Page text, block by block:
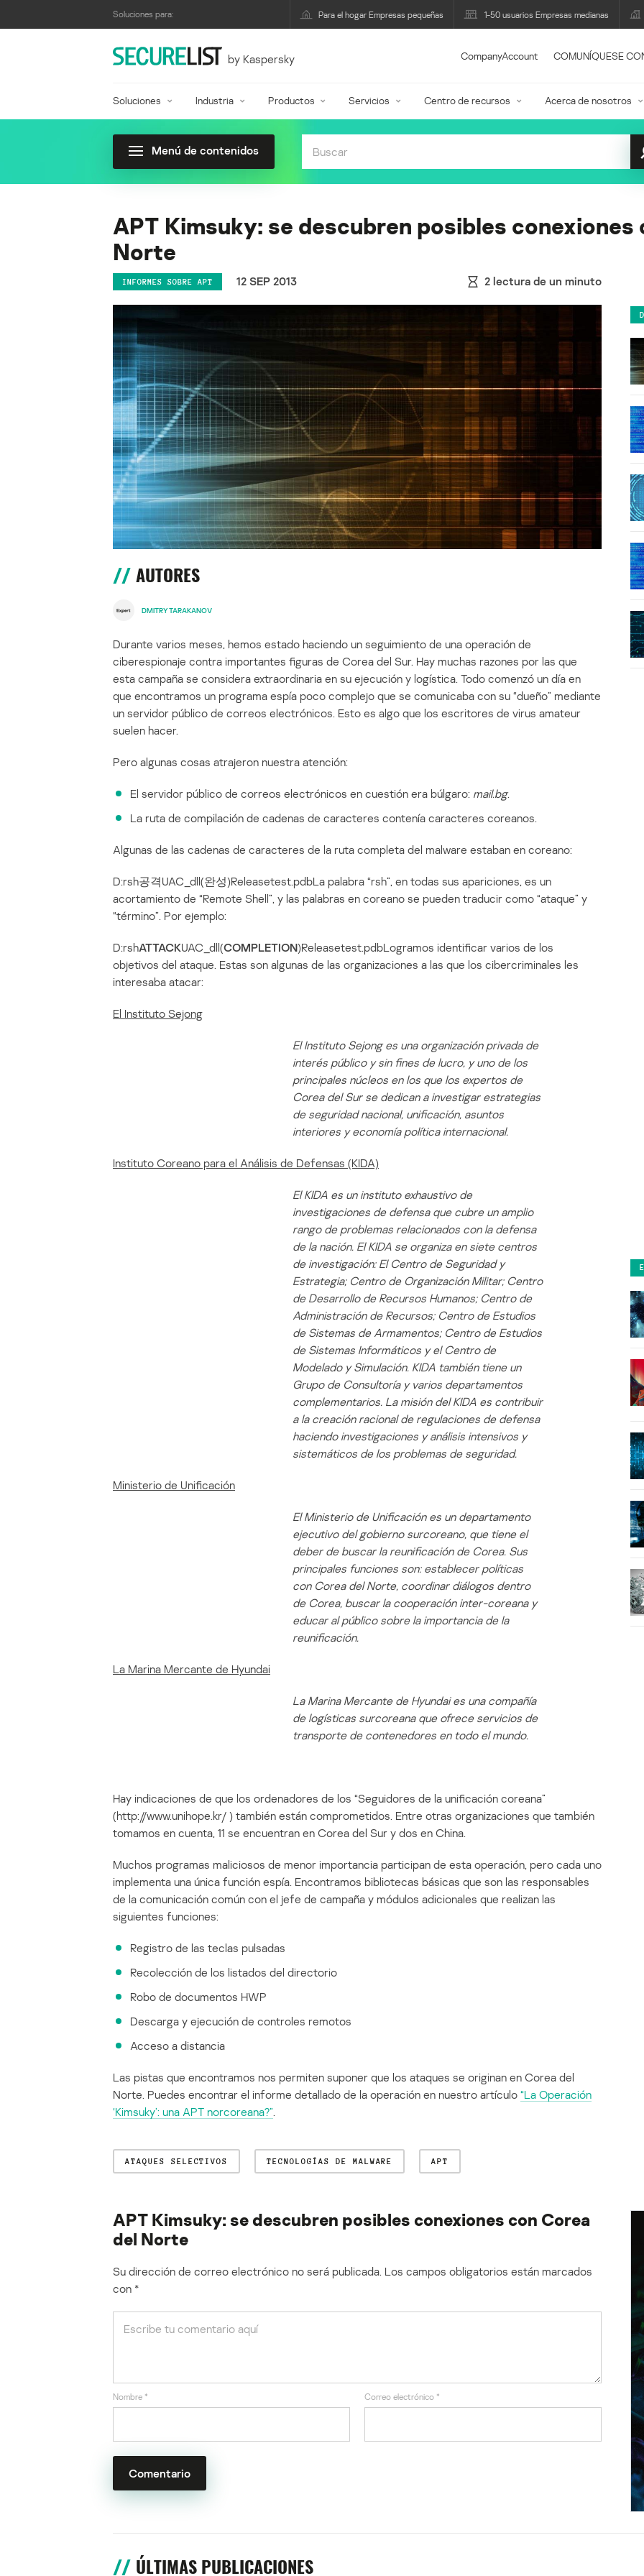
Soluciones para: Para el hogar Empresas pequeñas 1-50 usuarios Empresas medianas
by Kaspersky CompanyAccount COMUNÍQUESE
Soluciones Industria Productos Servicios Centro de recursos Acerca de nosotros
Menú de contenidos
APT Kimsuky: se descubren posibles conexiones
Norte
INFORMES SOBRE APT 12 SEP 2013 2 lectura de un minuto
AUTORES
DMITRY TARAKANOV
Durante varios meses, hemos estado haciendo un seguimiento de una operación de
ciberespionaje contra importantes figuras de Corea del Sur. Hay muchas razones por las que
esta campaña se considera extraordinaria en su ejecución y logística. Todo comenzó un día en
que encontramos un programa espía poco complejo que se comunicaba con su “dueño” mediante
un servidor público de correos electrónicos. Esto es algo que los escritores de virus amateur
suelen hacer.
Pero algunas cosas atrajeron nuestra atención:
El servidor público de correos electrónicos en cuestión era búlgaro: mail.bg.
La ruta de compilación de cadenas de caracteres contenía caracteres coreanos.
Algunas de las cadenas de caracteres de la ruta completa del malware estaban en coreano:
D:rsh공격UAC_dll(완성)Releasetest.pdbLa palabra “rsh”, en todas sus apariciones, es un
acortamiento de “Remote Shell”, y las palabras en coreano se pueden traducir como “ataque” y
“término”. Por ejemplo:
D:rshATTACKUAC_dll(COMPLETION)Releasetest.pdbLogramos identificar varios de los
objetivos del ataque. Estas son algunas de las organizaciones a las que los cibercriminales les
interesaba atacar:
El Instituto Sejong
El Instituto Sejong es una organización privada de
interés público y sin fines de lucro, y uno de los
principales núcleos en los que los expertos de
Corea del Sur se dedican a investigar estrategias
de seguridad nacional, unificación, asuntos
interiores y economía política internacional.
Instituto Coreano para el Análisis de Defensas (KIDA)
El KIDA es un instituto exhaustivo de
investigaciones de defensa que cubre un amplio
rango de problemas relacionados con la defensa
de la nación. El KIDA se organiza en siete centros
de investigación: El Centro de Seguridad y
Estrategia; Centro de Organización Militar; Centro
de Desarrollo de Recursos Humanos; Centro de
Administración de Recursos; Centro de Estudios
de Sistemas de Armamentos; Centro de Estudios
de Sistemas Informáticos y el Centro de
Modelado y Simulación. KIDA también tiene un
Grupo de Consultoría y varios departamentos
complementarios. La misión del KIDA es contribuir
a la creación racional de regulaciones de defensa
haciendo investigaciones y análisis intensivos y
sistemáticos de los problemas de seguridad.
Ministerio de Unificación
El Ministerio de Unificación es un departamento
ejecutivo del gobierno surcoreano, que tiene el
deber de buscar la reunificación de Corea. Sus
principales funciones son: establecer políticas
con Corea del Norte, coordinar diálogos dentro
de Corea, buscar la cooperación inter-coreana y
educar al público sobre la importancia de la
reunificación.
La Marina Mercante de Hyundai
La Marina Mercante de Hyundai es una compañía
de logísticas surcoreana que ofrece servicios de
transporte de contenedores en todo el mundo.
Hay indicaciones de que los ordenadores de los “Seguidores de la unificación coreana”
(http://www.unihope.kr/ ) también están comprometidos. Entre otras organizaciones que también
tomamos en cuenta, 11 se encuentran en Corea del Sur y dos en China.
Muchos programas maliciosos de menor importancia participan de esta operación, pero cada uno
implementa una única función espía. Encontramos bibliotecas básicas que son las responsables
de la comunicación común con el jefe de campaña y módulos adicionales que realizan las
siguientes funciones:
Registro de las teclas pulsadas
Recolección de los listados del directorio
Robo de documentos HWP
Descarga y ejecución de controles remotos
Acceso a distancia
Las pistas que encontramos nos permiten suponer que los ataques se originan en Corea del
Norte. Puedes encontrar el informe detallado de la operación en nuestro artículo “La Operación
‘Kimsuky’: una APT norcoreana?”.
ATAQUES SELECTIVOS TECNOLOGÍAS DE MALWARE APT
APT Kimsuky: se descubren posibles conexiones con Corea
del Norte
Su dirección de correo electrónico no será publicada. Los campos obligatorios están marcados
con *
Nombre * Correo electrónico *
ÚLTIMAS PUBLICACIONES